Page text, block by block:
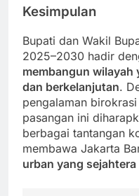
Kesimpulan
Bupati dan Wakil
2025–2030 hadir
membangun wilayah
dan berkelanjutan.
pengalaman
pasangan ini
berbagai tantangan
membawa Jakarta
urban yang